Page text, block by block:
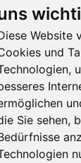
Website
und
Sie sehen,
Weitere